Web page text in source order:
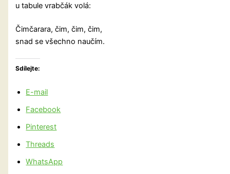
u tabule vrabčák volá:
Čimčarara, čim, čim, čim,
snad se všechno naučím.
Sdílejte:
E-mail
Facebook
Pinterest
Threads
WhatsApp